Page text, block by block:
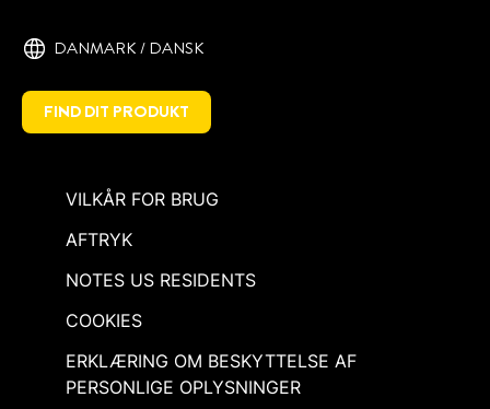
DANMARK / DANSK
FIND DIT PRODUKT
VILKÅR FOR BRUG
AFTRYK
NOTES US RESIDENTS
COOKIES
ERKLÆRING OM BESKYTTELSE AF
PERSONLIGE OPLYSNINGER